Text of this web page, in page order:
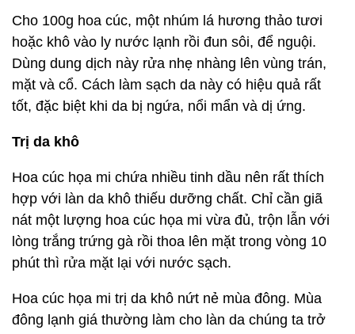
Cho 100g hoa cúc, một nhúm lá hương thảo tươi
hoặc khô vào ly nước lạnh rồi đun sôi, để nguội.
Dùng dung dịch này rửa nhẹ nhàng lên vùng trán,
mặt và cổ. Cách làm sạch da này có hiệu quả rất
tốt, đặc biệt khi da bị ngứa, nổi mẩn và dị ứng.
Trị da khô
Hoa cúc họa mi chứa nhiều tinh dầu nên rất thích
hợp với làn da khô thiếu dưỡng chất. Chỉ cần giã
nát một lượng hoa cúc họa mi vừa đủ, trộn lẫn với
lòng trắng trứng gà rồi thoa lên mặt trong vòng 10
phút thì rửa mặt lại với nước sạch.
Hoa cúc họa mi trị da khô nứt nẻ mùa đông. Mùa
đông lạnh giá thường làm cho làn da chúng ta trở